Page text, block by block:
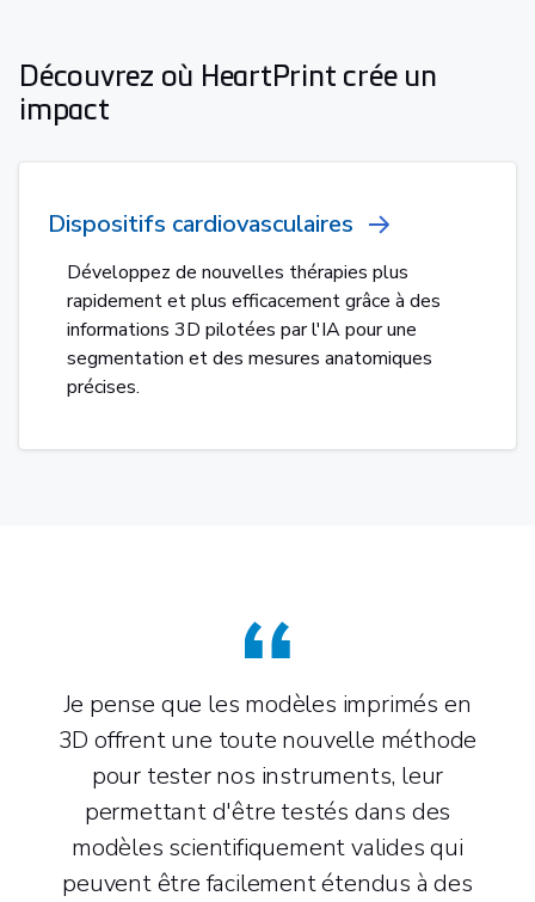
Découvrez où HeartPrint crée un
impact
Dispositifs cardiovasculaires
Développez de nouvelles thérapies plus
rapidement et plus efficacement grâce à des
informations 3D pilotées par l'IA pour une
segmentation et des mesures anatomiques
précises.
Je pense que les modèles imprimés en
3D offrent une toute nouvelle méthode
pour tester nos instruments, leur
permettant d'être testés dans des
modèles scientifiquement valides qui
peuvent être facilement étendus à des